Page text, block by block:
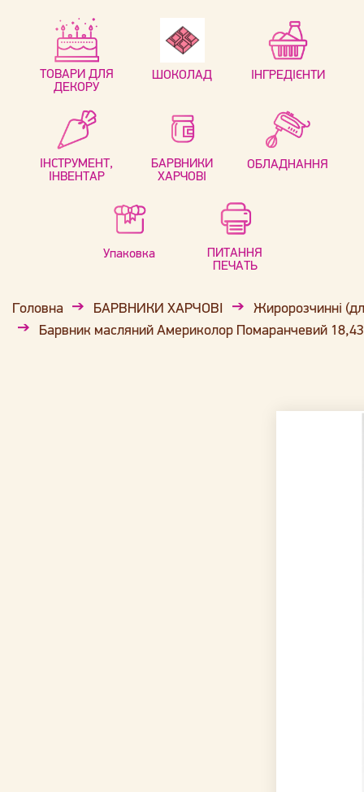
ТОВАРИ ДЛЯ
ДЕКОРУ
ШОКОЛАД ІНГРЕДІЄНТИ
ІНСТРУМЕНТ,
ІНВЕНТАР
БАРВНИКИ
ХАРЧОВІ
ОБЛАДНАННЯ
Упаковка
ПИТАННЯ
ПЕЧАТЬ
Головна БАРВНИКИ ХАРЧОВІ
Жиророзчинні
Барвник масляний Америколор Помаранчевий